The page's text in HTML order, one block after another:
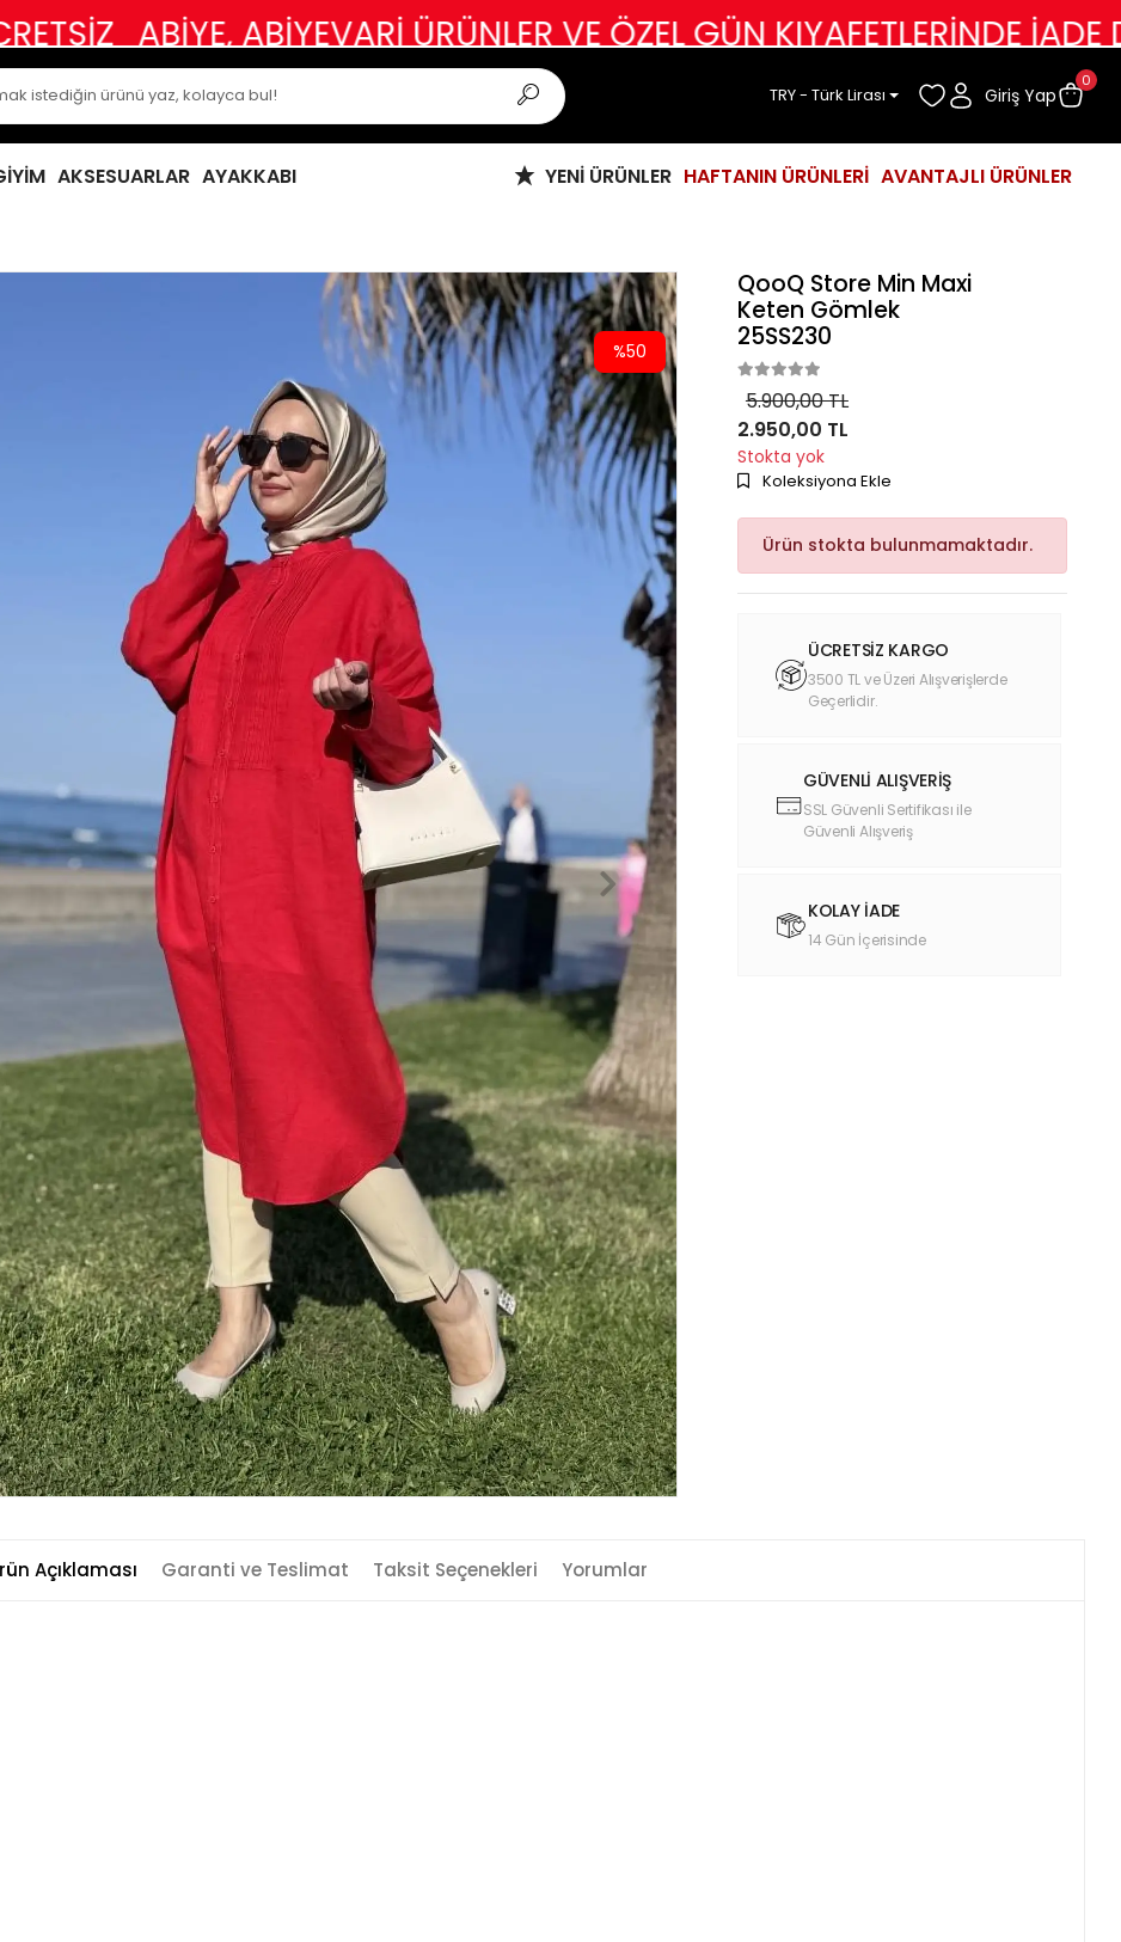
ABİYEVARİ ÜRÜNLER VE ÖZEL GÜN KIYAFETLERİNDE İADE DEĞİŞİM
TRY - Türk Lirası Giriş Yap
0
AKSESUARLAR AYAKKABI YENİ ÜRÜNLER HAFTANIN ÜRÜNLERİ AVANTAJLI ÜRÜNLER
%50
QooQ Store Min Maxi
Keten Gömlek
25SS230
5.900,00 TL
2.950,00 TL
Stokta yok
Koleksiyona Ekle
Ürün stokta bulunmamaktadır.
ÜCRETSİZ KARGO
3500 TL ve Üzeri Alışverişlerde
Geçerlidir.
GÜVENLİ ALIŞVERİŞ
SSL Güvenli Sertifikası ile
Güvenli Alışveriş
KOLAY İADE
14 Gün İçerisinde
Açıklaması Garanti ve Teslimat Taksit Seçenekleri Yorumlar